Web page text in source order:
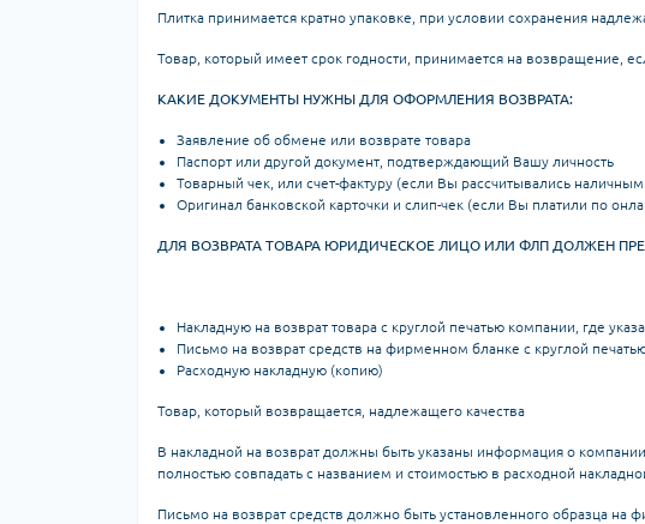
Плитка принимается кратно упаковке, при условии сохранения
Товар, который имеет срок годности, принимается на возвращение,
КАКИЕ ДОКУМЕНТЫ НУЖНЫ ДЛЯ ОФОРМЛЕНИЯ ВОЗВРАТА:
Заявление об обмене или возврате товара
Паспорт или другой документ, подтверждающий Вашу личность
Товарный чек, или счет-фактуру (если Вы рассчитывались
Оригинал банковской карточки и слип-чек (если Вы платили по
ДЛЯ ВОЗВРАТА ТОВАРА ЮРИДИЧЕСКОЕ ЛИЦО ИЛИ ФЛП ДОЛЖЕН
Накладную на возврат товара с круглой печатью компании, где
Письмо на возврат средств на фирменном бланке с круглой
Расходную накладную (копию)
Товар, который возвращается, надлежащего качества
В накладной на возврат должны быть указаны информация о
полностью совпадать с названием и стоимостью в расходной
Письмо на возврат средств должно быть установленного образца на